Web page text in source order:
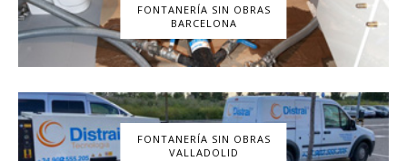
FONTANERÍA SIN OBRAS
BARCELONA
FONTANERÍA SIN OBRAS
VALLADOLID